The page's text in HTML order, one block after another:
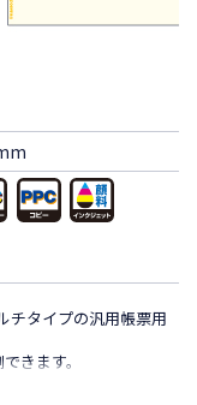
チタイプの汎用帳票用
きます。
の他の管理原材料か